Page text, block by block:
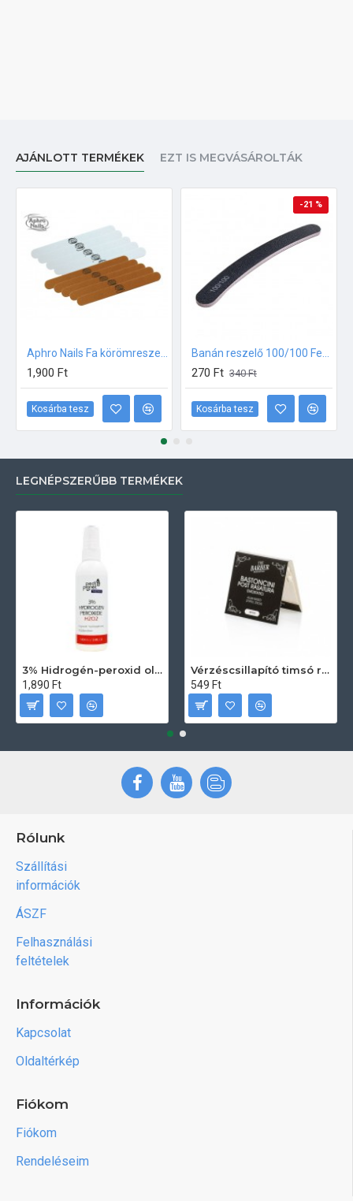
AJÁNLOTT TERMÉKEK EZT IS MEGVÁSÁROLTÁK
1,900 Ft
Kosárba tesz
-21 %
270 Ft 340 Ft
Kosárba tesz
LEGNÉPSZERŰBB TERMÉKEK
3% Hidrogén-peroxid oldat (sebfertőtlenítő) 100ml
1,890 Ft
Vérzéscsillapító timsó rúd 20db
549 Ft
Rólunk
Szállítási
információk
ÁSZF
Felhasználási
feltételek
Információk
Kapcsolat
Oldaltérkép
Fiókom
Fiókom
Rendeléseim